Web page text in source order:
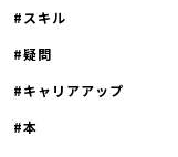
求人案内は
スキル
疑問
キャリアアップ
本